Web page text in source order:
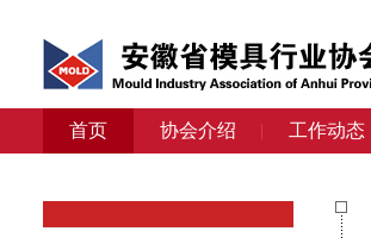
首页 协会介绍 工作动态